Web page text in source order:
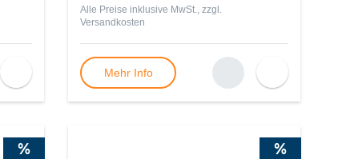
Alle Preise inklusive MwSt., zzgl.
Versandkosten
Mehr Info
% %